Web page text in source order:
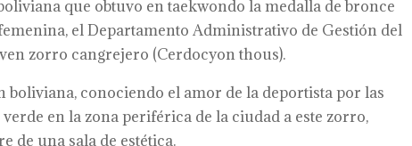
que obtuvo en taekwondo la medalla de bronce
el Departamento Administrativo de Gestión del
zorro cangrejero (Cerdocyon thous).
boliviana, conociendo el amor de la deportista por las
en la zona periférica de la ciudad a este zorro,
de una sala de estética.